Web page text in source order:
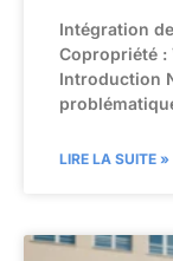
Intégration
Copropriété :
Introduction
LIRE LA SUITE »